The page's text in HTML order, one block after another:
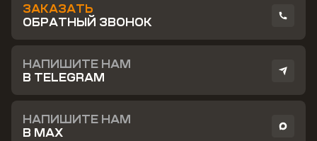
ЗАКАЗАТЬ
ОБРАТНЫЙ ЗВОНОК
НАПИШИТЕ НАМ
В TELEGRAM
НАПИШИТЕ НАМ
В MAX